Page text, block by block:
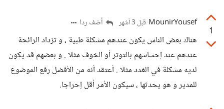
1
MounirYousef قبل 3 أشهر أضف ردا
هناك بعض الناس يكون عندهم مشكلة طبية ، و تزداد الرائحة
عندهم عند إحساسهم بالتوتر أو الخوف مثلا . و بعضهم قد يكون
لديه مشكلة في الغدد مثلا . أعتقد أنه من الأفضل رفع الموضوع
للمدير و هو يحدثها ، سيكون الأمر أقل إحراجا.